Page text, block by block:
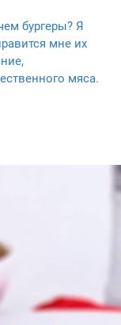
бургеры? Я
мне их
мяса.